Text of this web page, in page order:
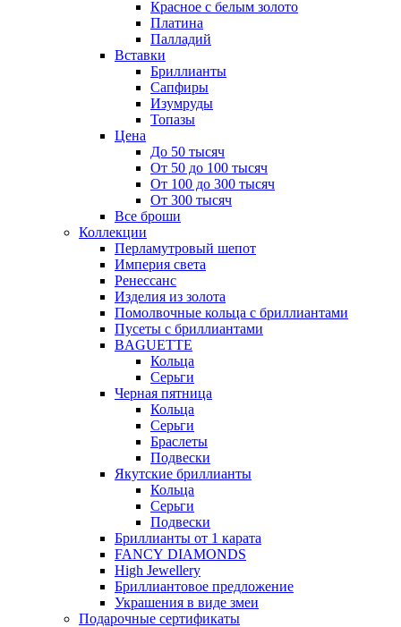
Красное с белым золото
Платина
Палладий
Вставки
Бриллианты
Сапфиры
Изумруды
Топазы
Цена
До 50 тысяч
От 50 до 100 тысяч
От 100 до 300 тысяч
От 300 тысяч
Все броши
Коллекции
Перламутровый шепот
Империя света
Ренессанс
Изделия из золота
Помолвочные кольца с бриллиантами
Пусеты с бриллиантами
BAGUETTE
Кольца
Серьги
Черная пятница
Кольца
Серьги
Браслеты
Подвески
Якутские бриллианты
Кольца
Серьги
Подвески
Бриллианты от 1 карата
FANCY DIAMONDS
High Jewellery
Бриллиантовое предложение
Украшения в виде змеи
Подарочные сертификаты